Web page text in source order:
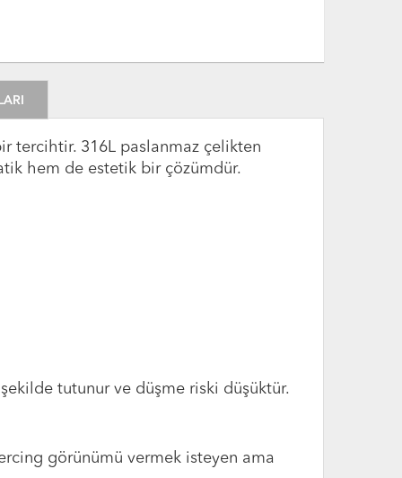
tercihtir. 316L paslanmaz çelikten
hem de estetik bir çözümdür.
tutunur ve düşme riski düşüktür.
görünümü vermek isteyen ama